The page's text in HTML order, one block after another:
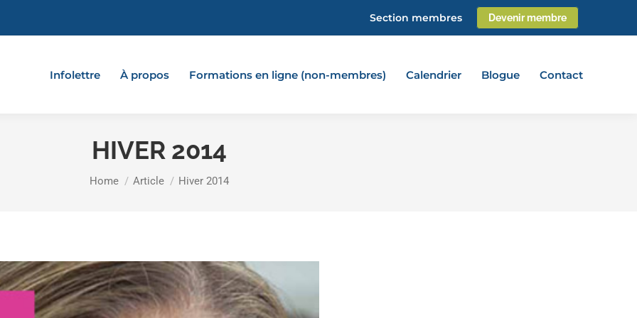
Section membres Devenir membre
Infolettre À propos Formations en ligne (non-membres) Calendrier Blogue Contact
HIVER 2014
You are here:
Home Article Hiver 2014